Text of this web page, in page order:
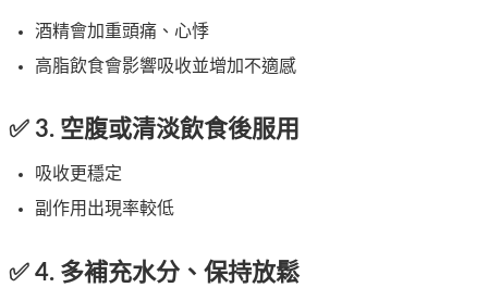
酒精會加重頭痛、心悸
高脂飲食會影響吸收並增加不適感
✅ 3. 空腹或清淡飲食後服用
吸收更穩定
副作用出現率較低
✅ 4. 多補充水分、保持放鬆